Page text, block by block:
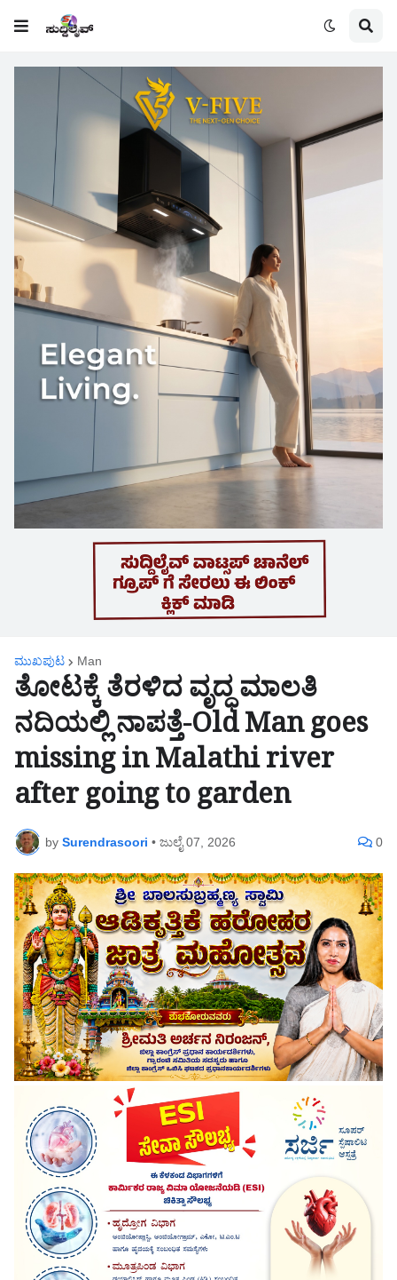
ಮುಖಪುಟ Man
ತೋಟಕ್ಕೆ ತೆರಳಿದ ವೃದ್ಧ ಮಾಲತಿ
ನದಿಯಲ್ಲಿ ನಾಪತ್ತೆ-Old Man goes
missing in Malathi river
after going to garden
by Surendrasoori • ಜುಲೈ 07, 2026 0